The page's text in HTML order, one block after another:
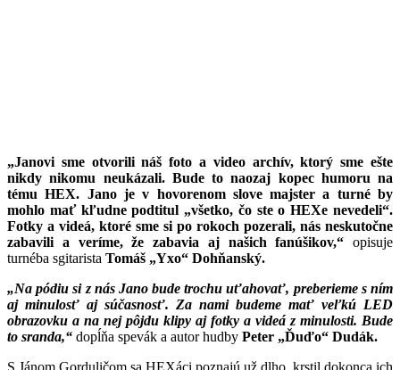
„Janovi sme otvorili náš foto a video archív, ktorý sme ešte
nikdy nikomu neukázali. Bude to naozaj kopec humoru na
tému HEX. Jano je v hovorenom slove majster a turné by
mohlo mať kľudne podtitul „všetko, čo ste o HEXe nevedeli“.
Fotky a videá, ktoré sme si po rokoch pozerali, nás neskutočne
zabavili a veríme, že zabavia aj našich fanúšikov,“ opisuje
turnéba sgitarista Tomáš „Yxo“ Dohňanský.
„Na pódiu si z nás Jano bude trochu uťahovať, preberieme s ním
aj minulosť aj súčasnosť. Za nami budeme mať veľkú LED
obrazovku a na nej pôjdu klipy aj fotky a videá z minulosti. Bude
to sranda,“ dopĺňa spevák a autor hudby Peter „Ďuďo“ Dudák.